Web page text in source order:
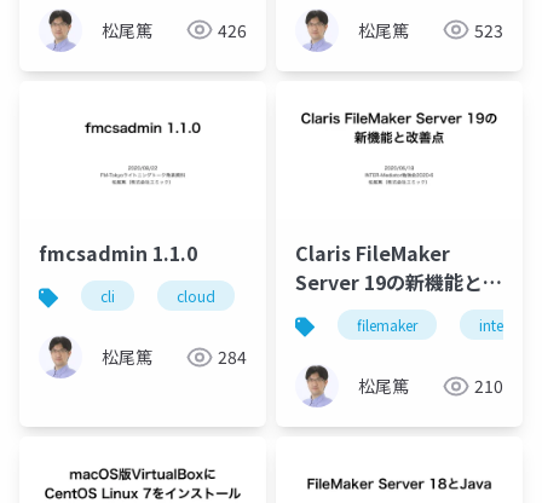
松尾篤 426 松尾篤 523
fmcsadmin 1.1.0
cli cloud filemaker server
松尾篤 284
Claris FileMaker
Server 19の新機能と改
善点
filemaker
松尾篤 210